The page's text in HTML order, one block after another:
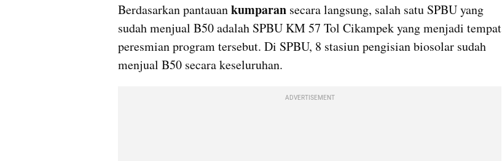
Berdasarkan pantauan kumparan secara langsung, salah satu SPBU yang
sudah menjual B50 adalah SPBU KM 57 Tol Cikampek yang menjadi tempat
peresmian program tersebut. Di SPBU, 8 stasiun pengisian biosolar sudah
menjual B50 secara keseluruhan.
ADVERTISEMENT